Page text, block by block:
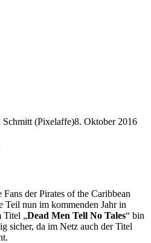
Schmitt (Pixelaffe)8. Oktober 2016
Fans der Pirates of the Caribbean
Teil nun im kommenden Jahr in
Titel „Dead Men Tell No Tales“ bin
sicher, da im Netz auch der Titel